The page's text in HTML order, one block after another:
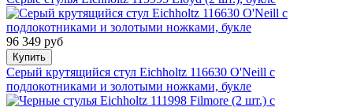
96 349 руб
Купить
Серый крутящийся стул Eichholtz 116630 O'Neill с
подлокотниками и золотыми ножками, букле